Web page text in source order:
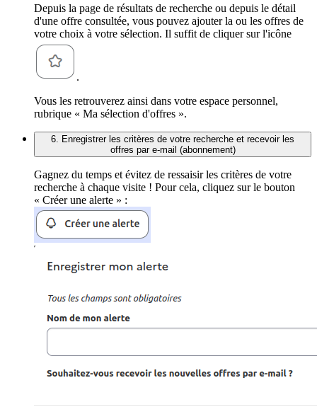
Depuis la page de résultats de recherche ou depuis le détail
d'une offre consultée, vous pouvez ajouter la ou les offres de
votre choix à votre sélection. Il suffit de cliquer sur l'icône
.
Vous les retrouverez ainsi dans votre espace personnel,
rubrique « Ma sélection d'offres ».
6. Enregistrer les critères de votre recherche et recevoir les
offres par e-mail (abonnement)
Gagnez du temps et évitez de ressaisir les critères de votre
recherche à chaque visite ! Pour cela, cliquez sur le bouton
« Créer une alerte » :